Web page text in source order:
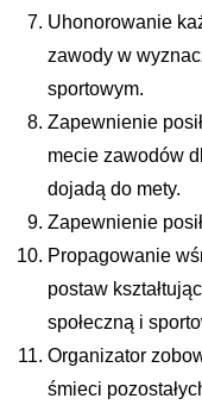
Uhonorowanie
zawody w
sportowym.
Zapewnienie
mecie zawodów
dojadą do mety.
Zapewnienie
Propagowanie
postaw
społeczną i
Organizator
śmieci